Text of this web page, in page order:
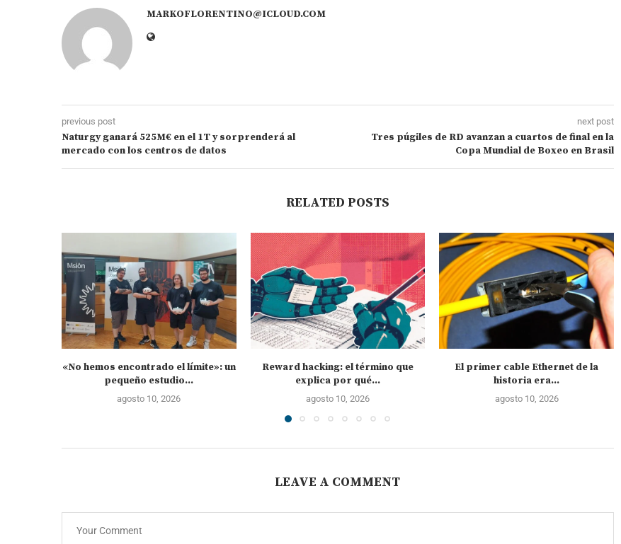
MARKOFLORENTINO@ICLOUD.COM
previous post
Naturgy ganará 525M€ en el 1T y sorprenderá al
mercado con los centros de datos
next post
Tres púgiles de RD avanzan a cuartos de final en la
Copa Mundial de Boxeo en Brasil
RELATED POSTS
«No hemos encontrado el límite»: un
pequeño estudio...
agosto 10, 2026
Reward hacking: el término que
explica por qué...
agosto 10, 2026
El primer cable Ethernet de la
historia era...
agosto 10, 2026
LEAVE A COMMENT